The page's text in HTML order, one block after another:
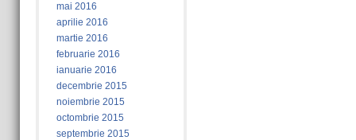
mai 2016
aprilie 2016
martie 2016
februarie 2016
ianuarie 2016
decembrie 2015
noiembrie 2015
octombrie 2015
septembrie 2015